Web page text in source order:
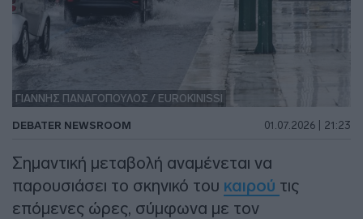
ΓΙΑΝΝΗΣ ΠΑΝΑΓΟΠΟΥΛΟΣ / EUROKINISSI
DEBATER NEWSROOM 01.07.2026 | 21:23
Σημαντική μεταβολή αναμένεται να
παρουσιάσει το σκηνικό του καιρού τις
επόμενες ώρες, σύμφωνα με τον